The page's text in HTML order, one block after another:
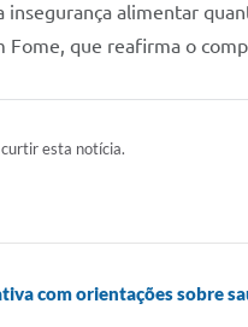
alimentar
que reafirma o
esta notícia.
com orientações sobre